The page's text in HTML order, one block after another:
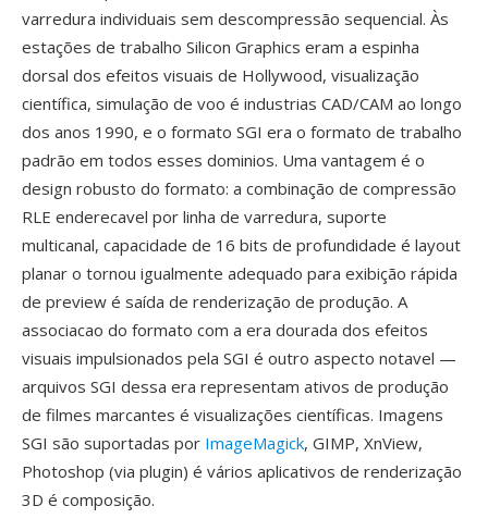
varredura individuais sem descompressão sequencial. Às
estações de trabalho Silicon Graphics eram a espinha
dorsal dos efeitos visuais de Hollywood, visualização
científica, simulação de voo é industrias CAD/CAM ao longo
dos anos 1990, e o formato SGI era o formato de trabalho
padrão em todos esses dominios. Uma vantagem é o
design robusto do formato: a combinação de compressão
RLE enderecavel por linha de varredura, suporte
multicanal, capacidade de 16 bits de profundidade é layout
planar o tornou igualmente adequado para exibição rápida
de preview é saída de renderização de produção. A
associacao do formato com a era dourada dos efeitos
visuais impulsionados pela SGI é outro aspecto notavel —
arquivos SGI dessa era representam ativos de produção
de filmes marcantes é visualizações científicas. Imagens
SGI são suportadas por ImageMagick, GIMP, XnView,
Photoshop (via plugin) é vários aplicativos de renderização
3D é composição.